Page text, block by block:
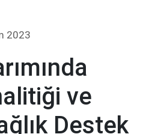
2023
ve
Destek